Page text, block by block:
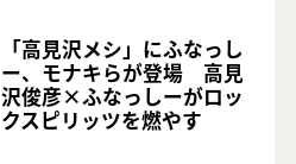
「高見沢メシ」にふなっし
ー、モナキらが登場 高見
沢俊彦×ふなっしーがロッ
クスピリッツを燃やす